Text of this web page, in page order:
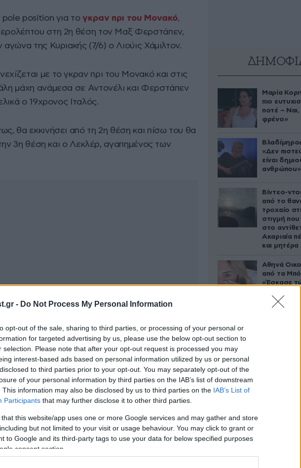
- Do Not Process My Personal Information
opt-out of the sale, sharing to third parties, or processing of your personal or
for targeted advertising by us, please use the below opt-out section to
selection. Please note that after your opt-out request is processed you may
interest-based ads based on personal information utilized by us or personal
to third parties prior to your opt-out. You may separately opt-out of the
of your personal information by third parties on the IAB’s list of downstream
This information may also be disclosed by us to third parties on the IAB’s List of
Participants that may further disclose it to other third parties.
that this website/app uses one or more Google services and may gather and store
but not limited to your visit or usage behaviour. You may click to grant or
to Google and its third-party tags to use your data for below specified purposes
consent section.
pole position για τογκραν πρι του Μονακό,
στη 2η θέση τον Μαξ Φερστάπεν,
της Κυριακής (7/6) ο Λιούις Χάμιλτον.
με το γκραν πρι του Μονακό και στις
μάχη ανάμεσα σε Αντονέλι και Φερστάπεν
ο 19χρονος Ιταλός.
θα εκκινήσει από τη 2η θέση και πίσω του θα
3η θέση και ο Λεκλέρ, αγαπημένος των
Μαρία
πιο
ποτέ –
φρένο»
«Δεν
είναι
ανθρώπου»
Βίντεο-
από το
τροχαίο
στιγμή που
στο
Ακαριαία
και μητέρα
Αθηνά
από τα
«Έσκασε
κούραση»
απρόοπτο
υγείας
Ζώδια
στους
ανατροπές
δέχονται
του Δία
Ζευγάρι
που
Ελίζαμπεθ